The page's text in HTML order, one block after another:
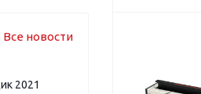
Все новости
2021